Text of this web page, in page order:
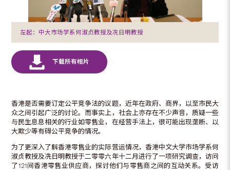
左起：中大市场学系何淑贞教授及冼日明教授
香港是否需要订定公平竞争法的议题，近年在政府、商界，以至市民大
众之间引起广泛的讨论。而事实上，社会上亦存在不少声音，质疑一些
与民生息息相关的行业如零售业，在经营手法上，很可能出现垄断、以
大欺少等有碍公平竞争的情况。
为了更深入了解香港零售业的实际营运情况，香港中文大学市场学系何
淑贞教授及冼日明教授于二零零六年十二月进行了一项研究调查，访问
了121间香港零售业供应商，探讨他们与零售商之间的互动关系。受访